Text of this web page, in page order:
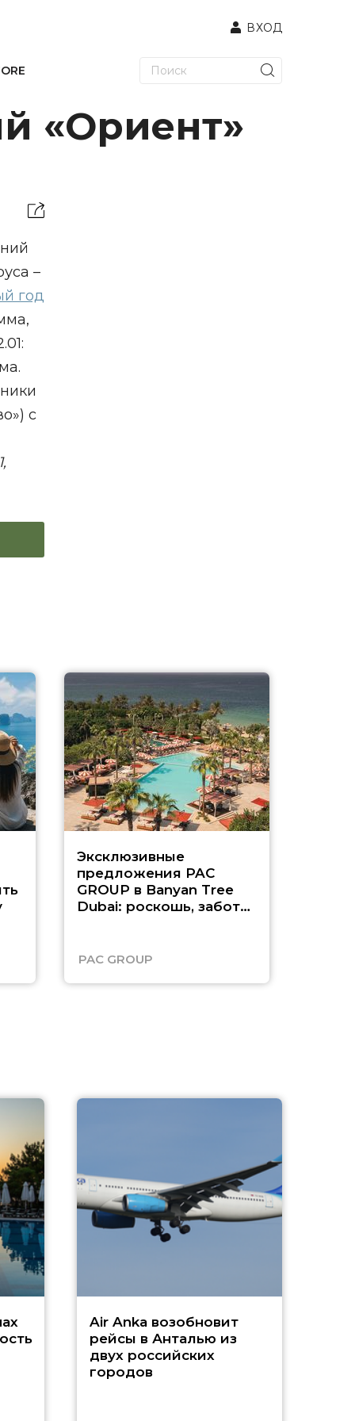
ВХОД
«Ориент»
–
год
с
Эксклюзивные
предложения PAC
GROUP в Banyan Tree
Dubai: роскошь, забота
PAC GROUP
Air Anka возобновит
рейсы в Анталью из
двух российских
городов